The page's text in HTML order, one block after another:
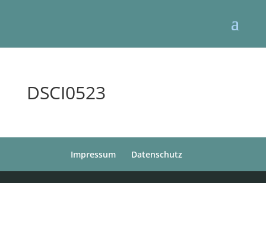
DSCI0523
Impressum Datenschutz